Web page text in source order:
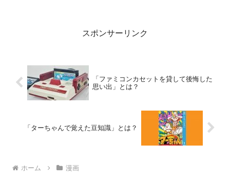
スポンサーリンク
「ファミコンカセットを貸して後悔した
思い出」とは？
「ターちゃんで覚えた豆知識」とは？
ホーム 漫画